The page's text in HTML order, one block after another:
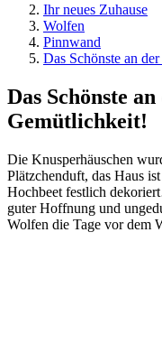
Ihr neues Zuhause
Wolfen
Pinnwand
Das Schönste an
Das Schönste
Gemütlichkeit!
Die Knusperhäuschen
Plätzchenduft, das Haus
Hochbeet festlich
guter Hoffnung und
Wolfen die Tage vor dem